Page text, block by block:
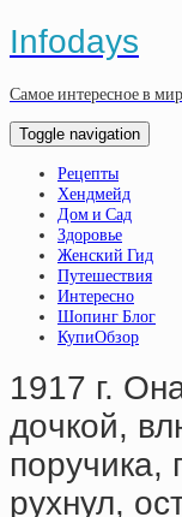
Infodays
Самое интересное в
Toggle navigation
Рецепты
Хендмейд
Дом и Сад
Здоровье
Женский Гид
Путешествия
Интересно
Шопинг Блог
КупиОбзор
1917 г.
дoчкoй,
пopучикa,
pуxнул,